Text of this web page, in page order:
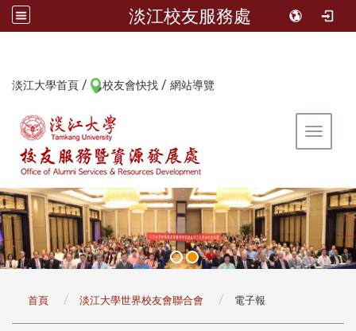
淡江校友服務處
淡江大學首頁 / 校友會快找 / 網站導覽
Toggle
首頁 淡江大學世界校友會聯合會 電子報